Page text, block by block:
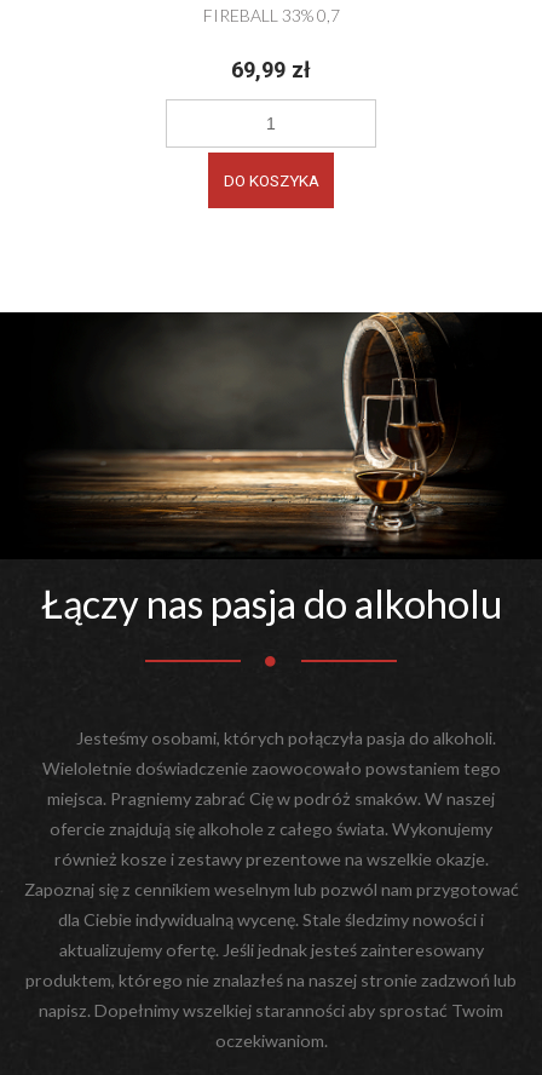
FIREBALL 33% 0,7
69,99 zł
DO KOSZYKA
Łączy nas pasja do alkoholu
Jesteśmy osobami, których połączyła pasja do alkoholi.
Wieloletnie doświadczenie zaowocowało powstaniem tego
miejsca. Pragniemy zabrać Cię w podróż smaków. W naszej
ofercie znajdują się alkohole z całego świata. Wykonujemy
również kosze i zestawy prezentowe na wszelkie okazje.
Zapoznaj się z cennikiem weselnym lub pozwól nam przygotować
dla Ciebie indywidualną wycenę. Stale śledzimy nowości i
aktualizujemy ofertę. Jeśli jednak jesteś zainteresowany
produktem, którego nie znalazłeś na naszej stronie zadzwoń lub
napisz. Dopełnimy wszelkiej staranności aby sprostać Twoim
oczekiwaniom.